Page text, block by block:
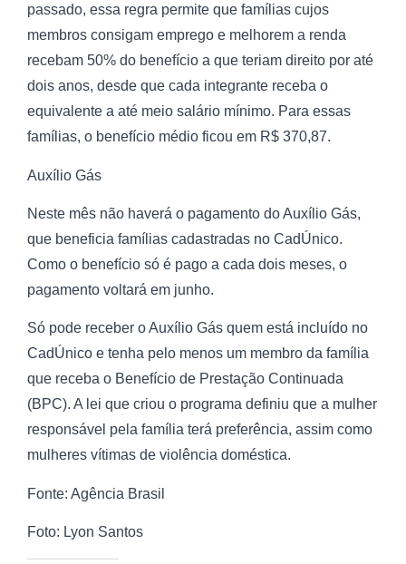
passado, essa regra permite que famílias cujos
membros consigam emprego e melhorem a renda
recebam 50% do benefício a que teriam direito por até
dois anos, desde que cada integrante receba o
equivalente a até meio salário mínimo. Para essas
famílias, o benefício médio ficou em R$ 370,87.
Auxílio Gás
Neste mês não haverá o pagamento do Auxílio Gás,
que beneficia famílias cadastradas no CadÚnico.
Como o benefício só é pago a cada dois meses, o
pagamento voltará em junho.
Só pode receber o Auxílio Gás quem está incluído no
CadÚnico e tenha pelo menos um membro da família
que receba o Benefício de Prestação Continuada
(BPC). A lei que criou o programa definiu que a mulher
responsável pela família terá preferência, assim como
mulheres vítimas de violência doméstica.
Fonte: Agência Brasil
Foto: Lyon Santos